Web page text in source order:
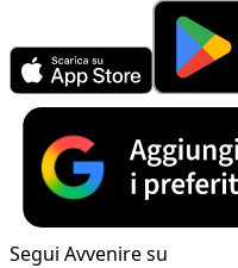
Segui Avvenire su